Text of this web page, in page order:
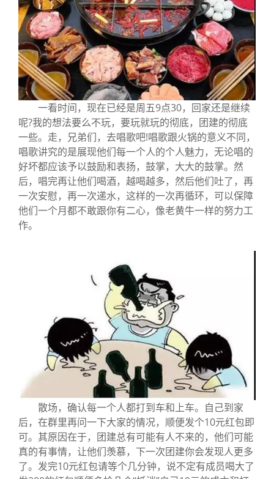
一看时间，现在已经是周五9点30，回家还是继续
呢?我的想法要么不玩，要玩就玩的彻底，团建的彻底
一些。走，兄弟们，去唱歌吧!唱歌跟火锅的意义不同，
唱歌讲究的是展现他们每一个人的个人魅力，无论唱的
好坏都应该予以鼓励和表扬，鼓掌，大大的鼓掌。然
后，唱完再让他们喝酒，越喝越多，然后他们吐了，再
一次安慰，再一次递水，这样的一次再循环，可以保障
他们一个月都不敢跟你有二心，像老黄牛一样的努力工
作。
散场，确认每一个人都打到车和上车。自己到家
后，在群里再问一下大家的情况，顺便发个10元红包即
可。其原因在于，团建总有可能有人不来的，他们可能
真的有事情，让他们羡慕，下一次团建你会发现人更多
了。发完10元红包请等个几分钟，说不定有成员喝大了